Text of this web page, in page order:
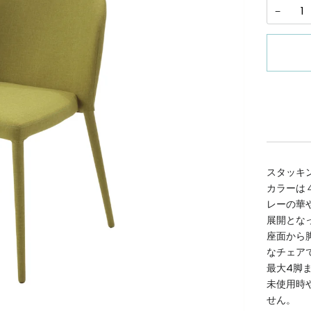
−
スタッキ
カラーは
レーの華
展開とな
座面から
なチェア
最大4脚
未使用時
せん。